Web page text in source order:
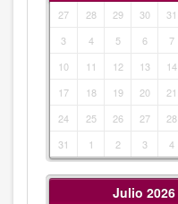
27 28 29 30 31
3
4 5 6 7
10
11 12 13 14
17
18 19 20 21
24
25 26 27 28
31
1 2 3 4
Julio 2026